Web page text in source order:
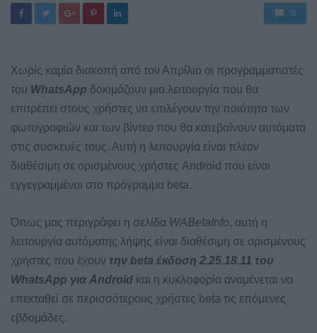
0
Χωρίς καμία διακοπή από τον Απρίλιο οι προγραμματιστές
του WhatsApp δοκιμάζουν μια λειτουργία που θα
επιτρέπει στους χρήστες να επιλέγουν την ποιότητα των
φωτογραφιών και των βίντεο που θα κατεβαίνουν αυτόματα
στις συσκευές τους. Αυτή η λειτουργία είναι πλέον
διαθέσιμη σε ορισμένους χρήστες Android που είναι
εγγεγραμμένοι στο πρόγραμμα beta.
Όπως μας περιγράφει η σελίδα WABetaInfo, αυτή η
λειτουργία αυτόματης λήψης είναι διαθέσιμη σε ορισμένους
χρήστες που έχουν την beta έκδοση 2.25.18.11 του
WhatsApp για Android και η κυκλοφορία αναμένεται να
επεκταθεί σε περισσότερους χρήστες beta τις επόμενες
εβδομάδες.